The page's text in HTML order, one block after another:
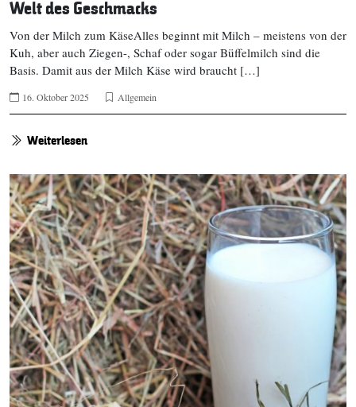
Welt des Geschmacks
Von der Milch zum KäseAlles beginnt mit Milch – meistens von der
Kuh, aber auch Ziegen-, Schaf oder sogar Büffelmilch sind die
Basis. Damit aus der Milch Käse wird braucht […]
16. Oktober 2025 Allgemein
Weiterlesen